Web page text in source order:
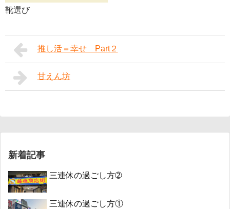
靴選び
推し活＝幸せ Part２
甘えん坊
新着記事
三連休の過ごし方➁
三連休の過ごし方①